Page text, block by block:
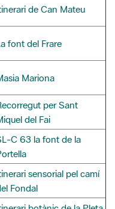
per Sant
del Fai
C 63 la font de la
sensorial pel camí
Fondal
botànic de la Pleta